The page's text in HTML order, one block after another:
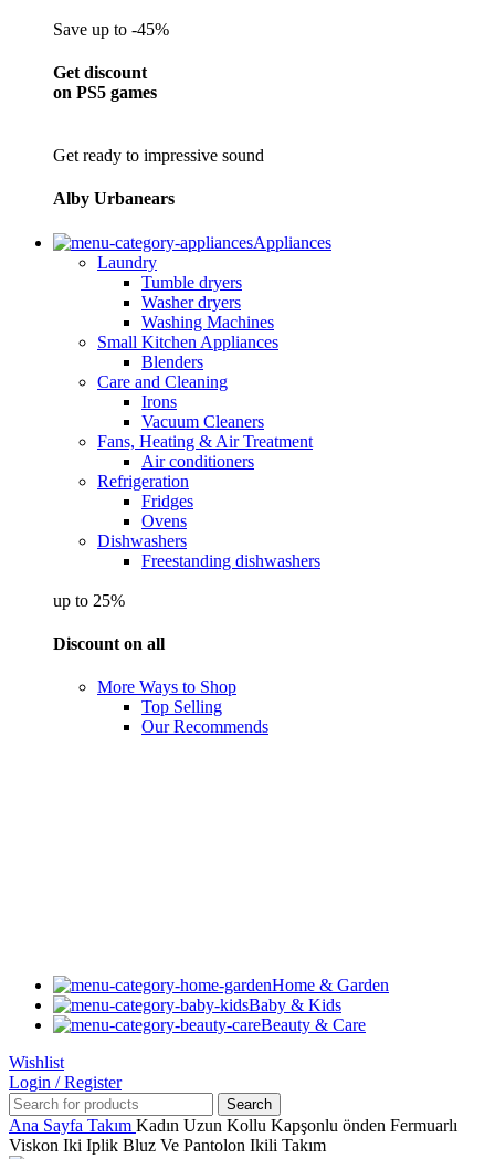
Save up to -45%
Get discount
on PS5 games
Get ready to impressive sound
Alby Urbanears
Appliances
Laundry
Tumble dryers
Washer dryers
Washing Machines
Small Kitchen Appliances
Blenders
Care and Cleaning
Irons
Vacuum Cleaners
Fans, Heating & Air Treatment
Air conditioners
Refrigeration
Fridges
Ovens
Dishwashers
Freestanding dishwashers
up to 25%
Discount on all
More Ways to Shop
Top Selling
Our Recommends
Home & Garden
Baby & Kids
Beauty & Care
Wishlist
Login / Register
Search
Ana Sayfa Takım Kadın Uzun Kollu Kapşonlu önden Fermuarlı
Viskon Iki Iplik Bluz Ve Pantolon Ikili Takım